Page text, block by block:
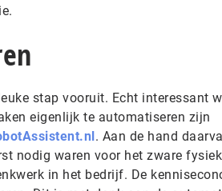
stap vooruit. Echt interessant
eigenlijk te automatiseren zijn
. Aan de hand
nodig waren voor het zware
in het bedrijf. De